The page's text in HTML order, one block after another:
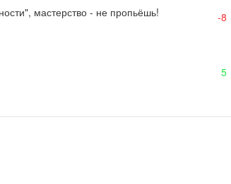
мастерство - не пропьёшь! -8
5